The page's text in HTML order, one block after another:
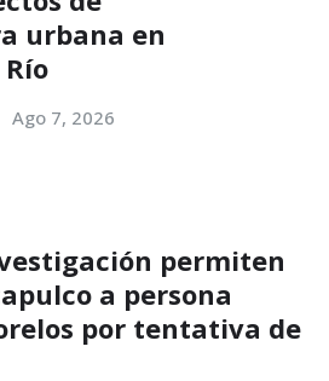
urbana en
Ago 7, 2026
permiten
a persona
por tentativa de